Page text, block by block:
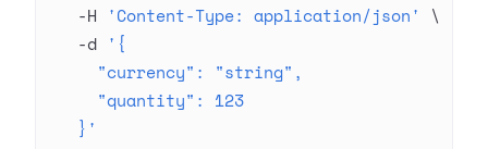
  -H
'Content-Type: application/json'
\
  -d
'{
    "currency": "string",
    "quantity": 123
  }'